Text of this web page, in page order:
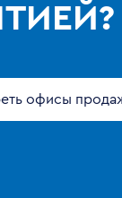
офисы